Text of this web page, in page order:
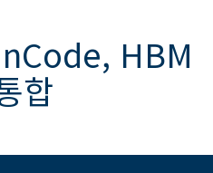
HBM
합